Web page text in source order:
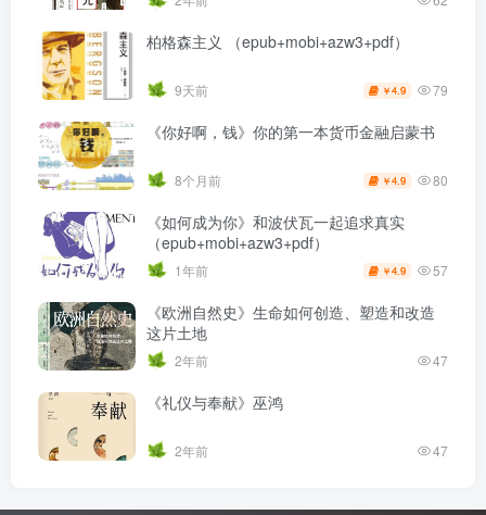
柏格森主义 （epub+mobi+azw3+pdf）
9天前 ￥4.9 79
《你好啊，钱》你的第一本货币金融启蒙书
8个月前 ￥4.9 80
《如何成为你》和波伏瓦一起追求真实
（epub+mobi+azw3+pdf）
1年前 ￥4.9 57
《欧洲自然史》生命如何创造、塑造和改造
这片土地
2年前 47
《礼仪与奉献》巫鸿
2年前 47